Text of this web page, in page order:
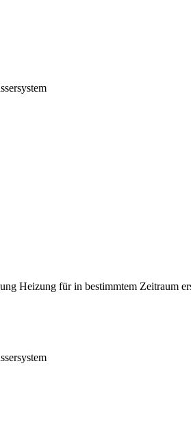
Heizung für in bestimmtem Zeitraum